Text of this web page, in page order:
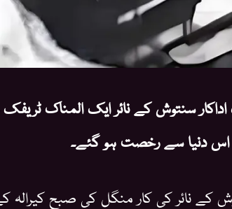
اداکار سنتوش کے نائر ایک المناک
نائر کی کار منگل کی صبح کیرالہ